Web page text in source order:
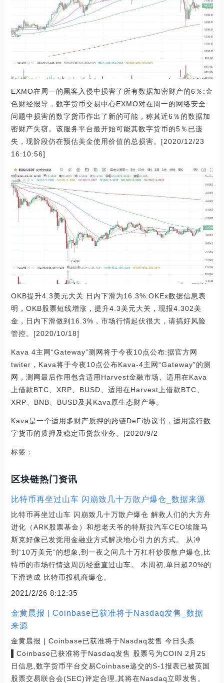
EXMO在周一的黑客入侵中损害了所有数据加密财产的6％:金
色财经报导，数字货币交易中心EXMO对在周一的网络安全
问题中损害的数字货币作出了新的可能，称其近6％的数据加
密财产失窃。该服务平台最开始可能其数字货币的5％已遗
失，现阶段仍在预估美金使用价值的总损害。[2020/12/23
16:10:56]
OKB提升4.3美元大关 日内下滑为16.3%:OKEx数据信息表
明，OKB股票短线增涨，提升4.3美元大关，现报4.302美
金，日内下滑做到16.3%，市场行情起伏很大，请搞好风险
管控。[2020/10/18]
Kava 4主网“Gateway”测网将于今夜10点公布:据官方网
twiter，Kava将于今夜10点公布Kava-4主网“Gateway”的测
网，测网最后作用包含适用Harvest金融市场、适用在Kava
上借款BTC、XRP、BUSD、适用在Harvest上借款BTC、
XRP、BNB、BUSD及其Kava原生态财产等。
Kava是一个适用多财产质押的跨链DeFi协议书，适用流行数
字货币的质押及稳定币贷款业务。[2020/9/2
标签：
区块链热门资讯
比特币再坐过山车 闪崩致几十万散户爆仓_数据来源
比特币再坐过山车 闪崩致几十万散户爆仓 解救人们的大方舟
进化（ARK股票基金）和想老天爷的特斯拉汽车CEO埃隆马
斯克好像已发觉用金融业方式解决地心引力的方式。 从冲
到“10万美元”的想象,到一夜之间几十万杠杆炒股散户爆仓,比
特币的市场行情这周历经垂直过山车。 本周初,单日超20%的
下滑造成 比特币投机商爆仓。
2021/2/26 8:12:35
金黄晨报 | Coinbase已获准将于Nasdaq发售_数据
来源
金黄晨报 | Coinbase已获准将于Nasdaq发售 今日头条
▌Coinbase已获准将于Nasdaq发售 股票号为COIN 2月25
日信息,数字货币平台交易Coinbase递交的S-1报表已被英国
股票交易联合会(SEC)评定合理,其将在Nasdaq立即发售。